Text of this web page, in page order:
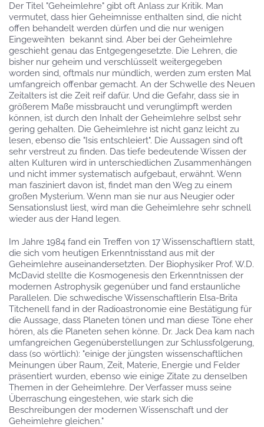
Der Titel "Geheimlehre" gibt oft Anlass zur Kritik. Man
vermutet, dass hier Geheimnisse enthalten sind, die nicht
offen behandelt werden dürfen und die nur wenigen
Eingeweihten bekannt sind. Aber bei der Geheimlehre
geschieht genau das Entgegengesetzte. Die Lehren, die
bisher nur geheim und verschlüsselt weitergegeben
worden sind, oftmals nur mündlich, werden zum ersten Mal
umfangreich offenbar gemacht. An der Schwelle des Neuen
Zeitalters ist die Zeit reif dafür. Und die Gefahr, dass sie in
größerem Maße missbraucht und verunglimpft werden
können, ist durch den Inhalt der Geheimlehre selbst sehr
gering gehalten. Die Geheimlehre ist nicht ganz leicht zu
lesen, ebenso die "Isis entschleiert". Die Aussagen sind oft
sehr verstreut zu finden. Das tiefe bedeutende Wissen der
alten Kulturen wird in unterschiedlichen Zusammenhängen
und nicht immer systematisch aufgebaut, erwähnt. Wenn
man fasziniert davon ist, findet man den Weg zu einem
großen Mysterium. Wenn man sie nur aus Neugier oder
Sensationslust liest, wird man die Geheimlehre sehr schnell
wieder aus der Hand legen.
Im Jahre 1984 fand ein Treffen von 17 Wissenschaftlern statt,
die sich vom heutigen Erkenntnisstand aus mit der
Geheimlehre auseinandersetzten. Der Biophysiker Prof. W.D.
McDavid stellte die Kosmogenesis den Erkenntnissen der
modernen Astrophysik gegenüber und fand erstaunliche
Parallelen. Die schwedische Wissenschaftlerin Elsa-Brita
Titchenell fand in der Radioastronomie eine Bestätigung für
die Aussage, dass Planeten tönen und man diese Töne eher
hören, als die Planeten sehen könne. Dr. Jack Dea kam nach
umfangreichen Gegenüberstellungen zur Schlussfolgerung,
dass (so wörtlich): "einige der jüngsten wissenschaftlichen
Meinungen über Raum, Zeit, Materie, Energie und Felder
präsentiert wurden, ebenso wie einige Zitate zu denselben
Themen in der Geheimlehre. Der Verfasser muss seine
Überraschung eingestehen, wie stark sich die
Beschreibungen der modernen Wissenschaft und der
Geheimlehre gleichen."